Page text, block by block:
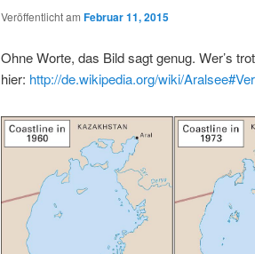
Veröffentlicht am Februar 11, 2015
Ohne Worte, das Bild sagt genug. Wer’s
hier: http://de.wikipedia.org/wiki/